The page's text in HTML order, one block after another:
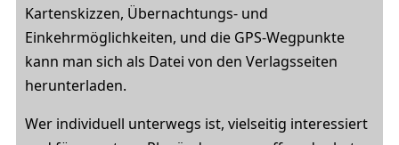
Kartenskizzen, Übernachtungs- und
Einkehrmöglichkeiten, und die GPS-Wegpunkte
kann man sich als Datei von den Verlagsseiten
herunterladen.
Wer individuell unterwegs ist, vielseitig interessiert